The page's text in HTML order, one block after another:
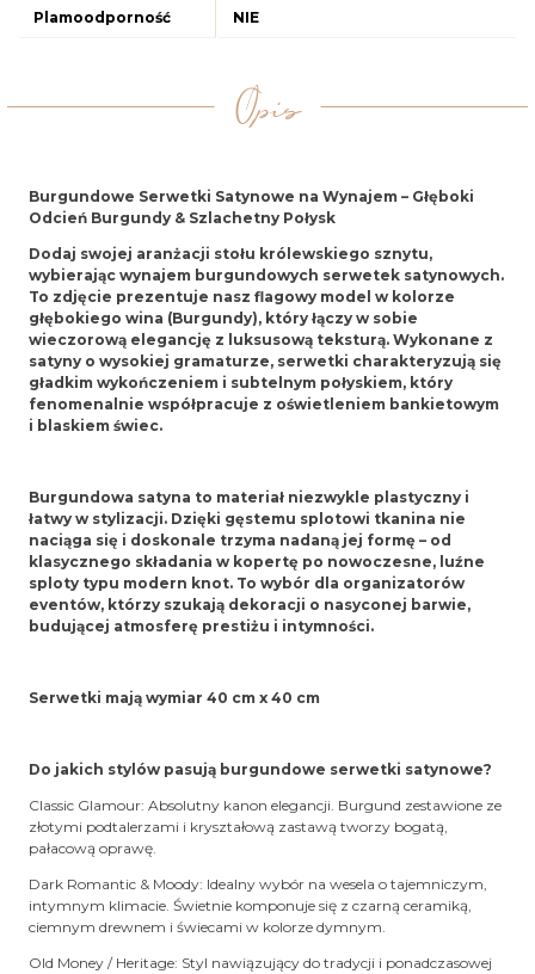
Plamoodporność NIE
Opis
Burgundowe Serwetki Satynowe na Wynajem – Głęboki
Odcień Burgundy & Szlachetny Połysk
Dodaj swojej aranżacji stołu królewskiego sznytu,
wybierając wynajem burgundowych serwetek satynowych.
To zdjęcie prezentuje nasz flagowy model w kolorze
głębokiego wina (Burgundy), który łączy w sobie
wieczorową elegancję z luksusową teksturą. Wykonane z
satyny o wysokiej gramaturze, serwetki charakteryzują się
gładkim wykończeniem i subtelnym połyskiem, który
fenomenalnie współpracuje z oświetleniem bankietowym
i blaskiem świec.
Burgundowa satyna to materiał niezwykle plastyczny i
łatwy w stylizacji. Dzięki gęstemu splotowi tkanina nie
naciąga się i doskonale trzyma nadaną jej formę – od
klasycznego składania w kopertę po nowoczesne, luźne
sploty typu modern knot. To wybór dla organizatorów
eventów, którzy szukają dekoracji o nasyconej barwie,
budującej atmosferę prestiżu i intymności.
Serwetki mają wymiar 40 cm x 40 cm
Do jakich stylów pasują burgundowe serwetki satynowe?
Classic Glamour: Absolutny kanon elegancji. Burgund zestawione ze
złotymi podtalerzami i kryształową zastawą tworzy bogatą,
pałacową oprawę.
Dark Romantic & Moody: Idealny wybór na wesela o tajemniczym,
intymnym klimacie. Świetnie komponuje się z czarną ceramiką,
ciemnym drewnem i świecami w kolorze dymnym.
Old Money / Heritage: Styl nawiązujący do tradycji i ponadczasowej